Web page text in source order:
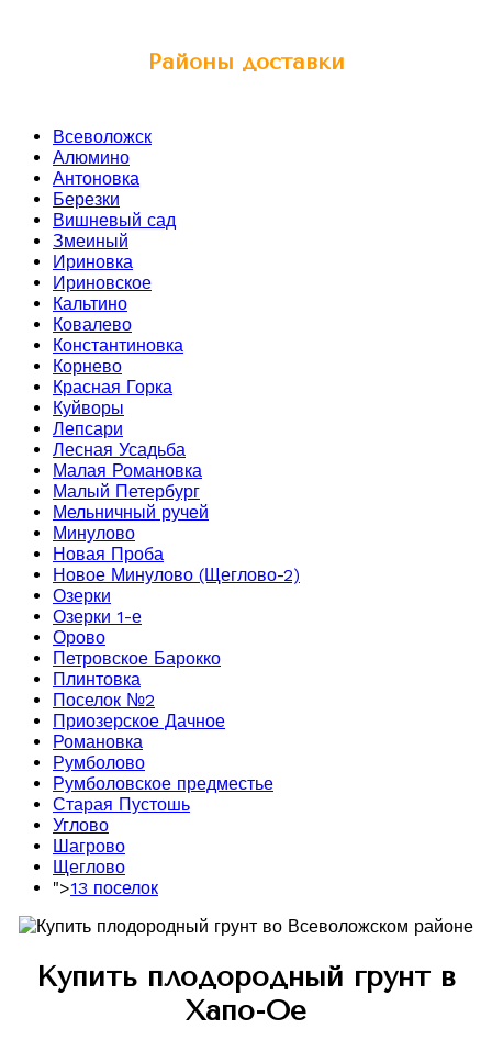
Районы доставки
Всеволожск
Алюмино
Антоновка
Березки
Вишневый сад
Змеиный
Ириновка
Ириновское
Кальтино
Ковалево
Константиновка
Корнево
Красная Горка
Куйворы
Лепсари
Лесная Усадьба
Малая Романовка
Малый Петербург
Мельничный ручей
Минулово
Новая Проба
Новое Минулово (Щеглово-2)
Озерки
Озерки 1-е
Орово
Петровское Барокко
Плинтовка
Поселок №2
Приозерское Дачное
Романовка
Румболово
Румболовское предместье
Старая Пустошь
Углово
Шагрово
Щеглово
">13 поселок
Купить плодородный грунт в
Хапо-Ое